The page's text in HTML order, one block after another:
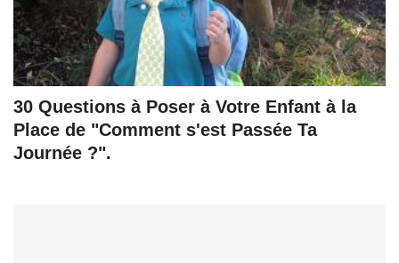
30 Questions à Poser à Votre Enfant à la
Place de "Comment s'est Passée Ta
Journée ?".